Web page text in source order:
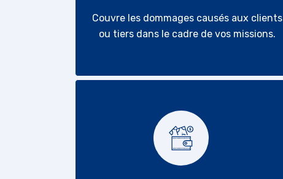
Couvre les dommages causés aux clients
ou tiers dans le cadre de vos missions.